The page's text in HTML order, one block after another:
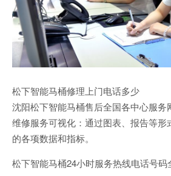
‌松下智能马桶修理上门电话多少
沈阳‌松下智能马桶售后全国各中心服务
维修服务可视化：通过图表、报告等形
的各项数据和指标。
松下智能马桶24小时服务热线电话号码